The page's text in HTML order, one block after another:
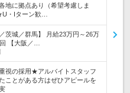
地に拠点あり（希望考慮しま
・Iターン歓…
茨城／群馬】 月給23万円～26万
【大阪／…
視の採用★アルバイトスタッフ
ことがある方はぜひアピールを